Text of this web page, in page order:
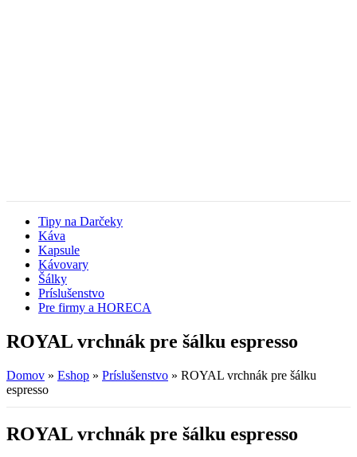
Tipy na Darčeky
Káva
Kapsule
Kávovary
Šálky
Príslušenstvo
Pre firmy a HORECA
ROYAL vrchnák pre šálku espresso
Domov » Eshop » Príslušenstvo » ROYAL vrchnák pre šálku
espresso
ROYAL vrchnák pre šálku espresso